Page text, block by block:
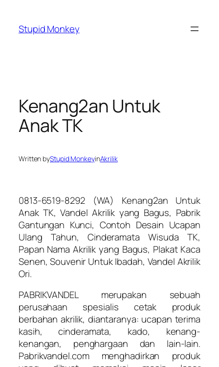
content
Stupid Monkey
Kenang2an Untuk
Anak TK
Written byStupid MonkeyinAkrilik
0813-6519-8292 (WA) Kenang2an Untuk
Anak TK, Vandel Akrilik yang Bagus, Pabrik
Gantungan Kunci, Contoh Desain Ucapan
Ulang Tahun, Cinderamata Wisuda TK,
Papan Nama Akrilik yang Bagus, Plakat Kaca
Senen, Souvenir Untuk Ibadah, Vandel Akrilik
Ori.
PABRIKVANDEL merupakan sebuah
perusahaan spesialis cetak produk
berbahan akrilik, diantaranya: ucapan terima
kasih, cinderamata, kado, kenang-
kenangan, penghargaan dan lain-lain.
Pabrikvandel.com menghadirkan produk